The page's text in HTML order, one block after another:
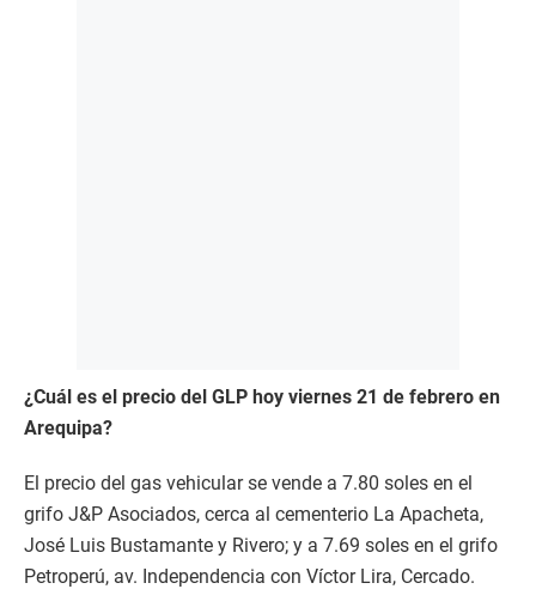
¿Cuál es el precio del GLP hoy viernes 21 de febrero en
Arequipa?
El precio del gas vehicular se vende a 7.80 soles en el
grifo J&P Asociados, cerca al cementerio La Apacheta,
José Luis Bustamante y Rivero; y a 7.69 soles en el grifo
Petroperú, av. Independencia con Víctor Lira, Cercado.